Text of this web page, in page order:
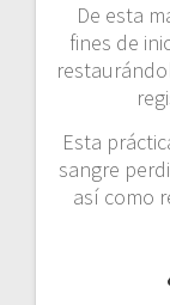
De esta
fines de
Esta
sangre
así como